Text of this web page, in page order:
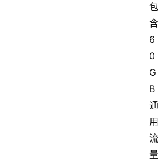
包
含
6
0
G
B
通
用
流
量